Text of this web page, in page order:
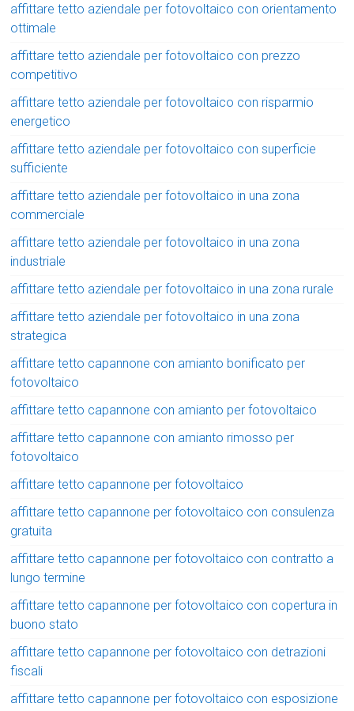
affittare tetto aziendale per fotovoltaico con orientamento
ottimale
affittare tetto aziendale per fotovoltaico con prezzo
competitivo
affittare tetto aziendale per fotovoltaico con risparmio
energetico
affittare tetto aziendale per fotovoltaico con superficie
sufficiente
affittare tetto aziendale per fotovoltaico in una zona
commerciale
affittare tetto aziendale per fotovoltaico in una zona
industriale
affittare tetto aziendale per fotovoltaico in una zona rurale
affittare tetto aziendale per fotovoltaico in una zona
strategica
affittare tetto capannone con amianto bonificato per
fotovoltaico
affittare tetto capannone con amianto per fotovoltaico
affittare tetto capannone con amianto rimosso per
fotovoltaico
affittare tetto capannone per fotovoltaico
affittare tetto capannone per fotovoltaico con consulenza
gratuita
affittare tetto capannone per fotovoltaico con contratto a
lungo termine
affittare tetto capannone per fotovoltaico con copertura in
buono stato
affittare tetto capannone per fotovoltaico con detrazioni
fiscali
affittare tetto capannone per fotovoltaico con esposizione